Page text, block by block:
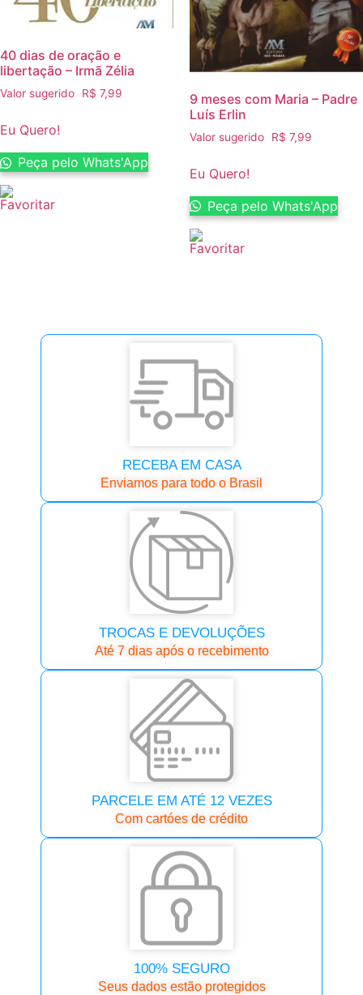
40 dias de oração e
libertação – Irmã Zélia
Valor sugerido R$ 7,99
Eu Quero!
Peça pelo Whats'App
9 meses com Maria – Padre
Luís Erlin
Valor sugerido R$ 7,99
Eu Quero!
Peça pelo Whats'App
RECEBA EM CASA
Enviamos para todo o Brasil
TROCAS E DEVOLUÇÕES
Até 7 dias após o recebimento
PARCELE EM ATÉ 12 VEZES
Com cartóes de crédito
100% SEGURO
Seus dados estão protegidos